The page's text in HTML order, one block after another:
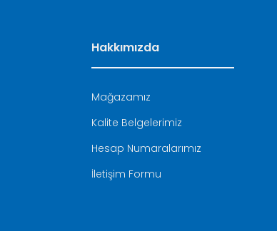
Hakkımızda
Mağazamız
Kalite Belgelerimiz
Hesap Numaralarımız
İletişim Formu